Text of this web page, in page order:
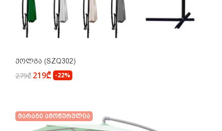
Ქოლგა (SZQ302)
279₾219₾ -22%
Მარაგი Ამოწურულია